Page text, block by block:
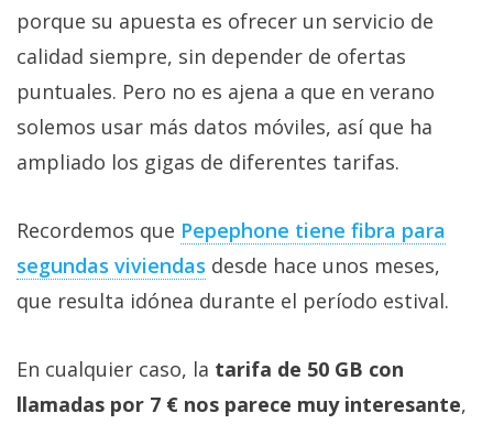
porque su apuesta es ofrecer un servicio de
calidad siempre, sin depender de ofertas
puntuales. Pero no es ajena a que en verano
solemos usar más datos móviles, así que ha
ampliado los gigas de diferentes tarifas.
Recordemos que Pepephone tiene fibra para
segundas viviendas‎ desde hace unos meses,
que resulta idónea durante el período estival.
En cualquier caso, la tarifa de 50 GB con
llamadas por 7 € nos parece muy interesante,